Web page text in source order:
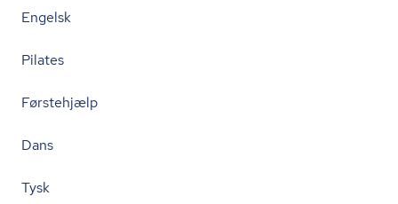
Engelsk
Pilates
Førstehjælp
Dans
Tysk